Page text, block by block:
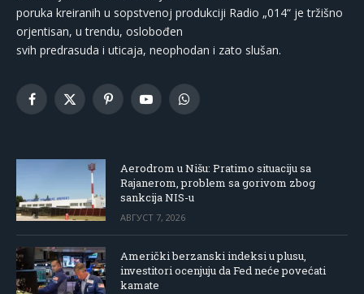
poruka kreiranih u sopstvenoj produkciji Radio „014“ je tržišno
orjentisan, u trendu, oslobođen
svih predrasuda i uticaja, neophodan i zato slušan.
Facebook
X
PinterestYouTubeWhatsApp
Aerodrom u Nišu: Pratimo situaciju sa
Rajanerom, problem sa gorivom zbog
sankcija NIS-u
АВГУСТ 7, 2026
Američki berzanski indeksi u plusu,
investitori ocenjuju da Fed neće povećati
kamate